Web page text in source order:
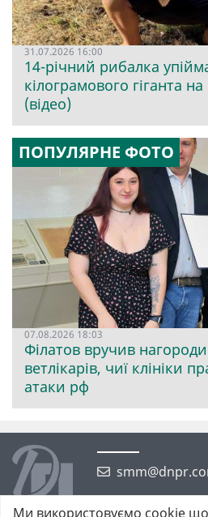
31.07.2026 16:00
14-річний рибалка
кілограмового гіганта
(відео)
ПОПУЛЯРНЕ ФОТО
07.08.2026 18:03
Філатов вручив
ветлікарів, чиї клініки
атаки рф
Ми використовуємо cookie